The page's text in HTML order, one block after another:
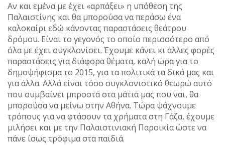
Αν και εμένα με έχει «αρπάξει» η υπόθεση της
Παλαιστίνης και θα μπορούσα να περάσω ένα
καλοκαίρι εδώ κάνοντας παραστάσεις θεάτρου
δρόμου. Είναι το γεγονός το οποίο περισσότερο από
όλα με έχει συγκλονίσει. Έχουμε κάνει κι άλλες φορές
παραστάσεις για διάφορα θέματα, καλή ώρα για το
δημοψήφισμα το 2015, για τα πολιτικά τα δικά μας και
για άλλα. Αλλά είναι τόσο συγκλονιστικό θεωρώ αυτό
που συμβαίνει μπροστά στα μάτια μας που ναι, θα
μπορούσα να μείνω στην Αθήνα. Τώρα ψάχνουμε
τρόπους για να φτάσουν τα χρήματα στη Γάζα, έχουμε
μιλήσει και με την Παλαιστινιακή Παροικία ώστε να
πάνε ίσως τρόφιμα στα παιδιά.